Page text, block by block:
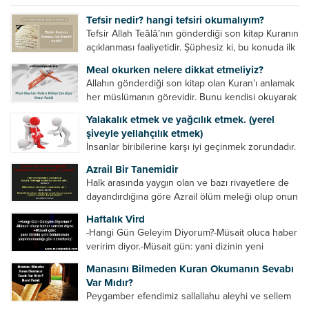
Tefsir nedir? hangi tefsiri okumalıyım?
Tefsir Allah Teâlâ’nın gönderdiği son kitap Kuranın
açıklanması faaliyetidir. Şüphesiz ki, bu konuda ilk
ayetleri peygamber efendimize soruyor. O da
bunları izah ediyor/tefsir ediyordu. “Biz sana...
Meal okurken nelere dikkat etmeliyiz?
Allahın gönderdiği son kitap olan Kuran’ı anlamak
her müslümanın görevidir. Bunu kendisi okuyarak
yollarla anlamaya çalışmalıdır. Meal nedir? Arapça
bir kelime olan meal;...
Yalakalık etmek ve yağcılık etmek. (yerel
şiveyle yellahçılık etmek)
İnsanlar biribilerine karşı iyi geçinmek zorundadır.
makam gücü, nesep gücü, maddi güç, fiziki güç)
diğer insanları ezebiliyor. Normal şartlarda elinde
bu güçler...
Azrail Bir Tanemidir
Halk arasında yaygın olan ve bazı rivayetlere de
dayandırdığına göre Azrail ölüm meleği olup onun
Azrail tek başına aynı anda binlerce insanın
canını...
Haftalık Vird
-Hangi Gün Geleyim Diyorum?-Müsait oluca haber
veririm diyor.-Müsait gün: yani dizinin yeni
efendinin Haftalık Virdi HAFTALIK VİRD Pazartesi
Günü Hangi VİRD var?20:00 Star TV –...
Manasını Bilmeden Kuran Okumanın Sevabı
Var Mıdır?
Peygamber efendimiz sallallahu aleyhi ve sellem